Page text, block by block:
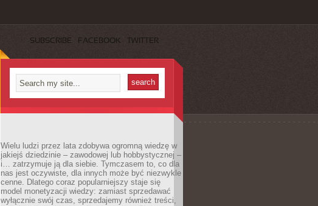
SUBSCRIBE FACEBOOK TWITTER
Wielu ludzi przez lata zdobywa ogromną wiedzę w
jakiejś dziedzinie – zawodowej lub hobbystycznej –
i… zatrzymuje ją dla siebie. Tymczasem to, co dla
nas jest oczywiste, dla innych może być niezwykle
cenne. Dlatego coraz popularniejszy staje się
model monetyzacji wiedzy: zamiast sprzedawać
wyłącznie swój czas, sprzedajemy również treści,